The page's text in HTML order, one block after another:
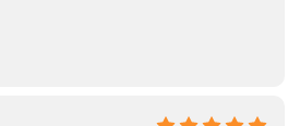
The Artechology